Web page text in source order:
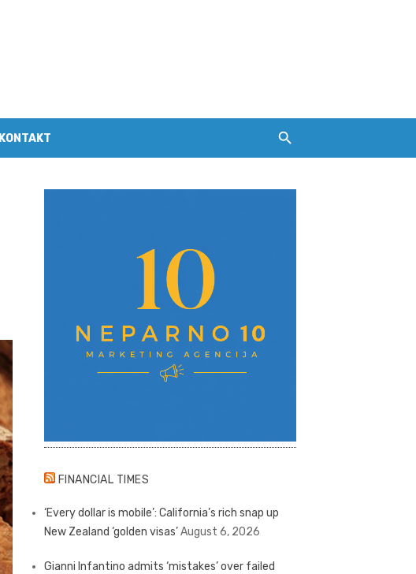
KONTAKT
FINANCIAL TIMES
‘Every dollar is mobile’: California’s rich snap up
New Zealand ‘golden visas’August 6, 2026
Gianni Infantino admits ‘mistakes’ over failed